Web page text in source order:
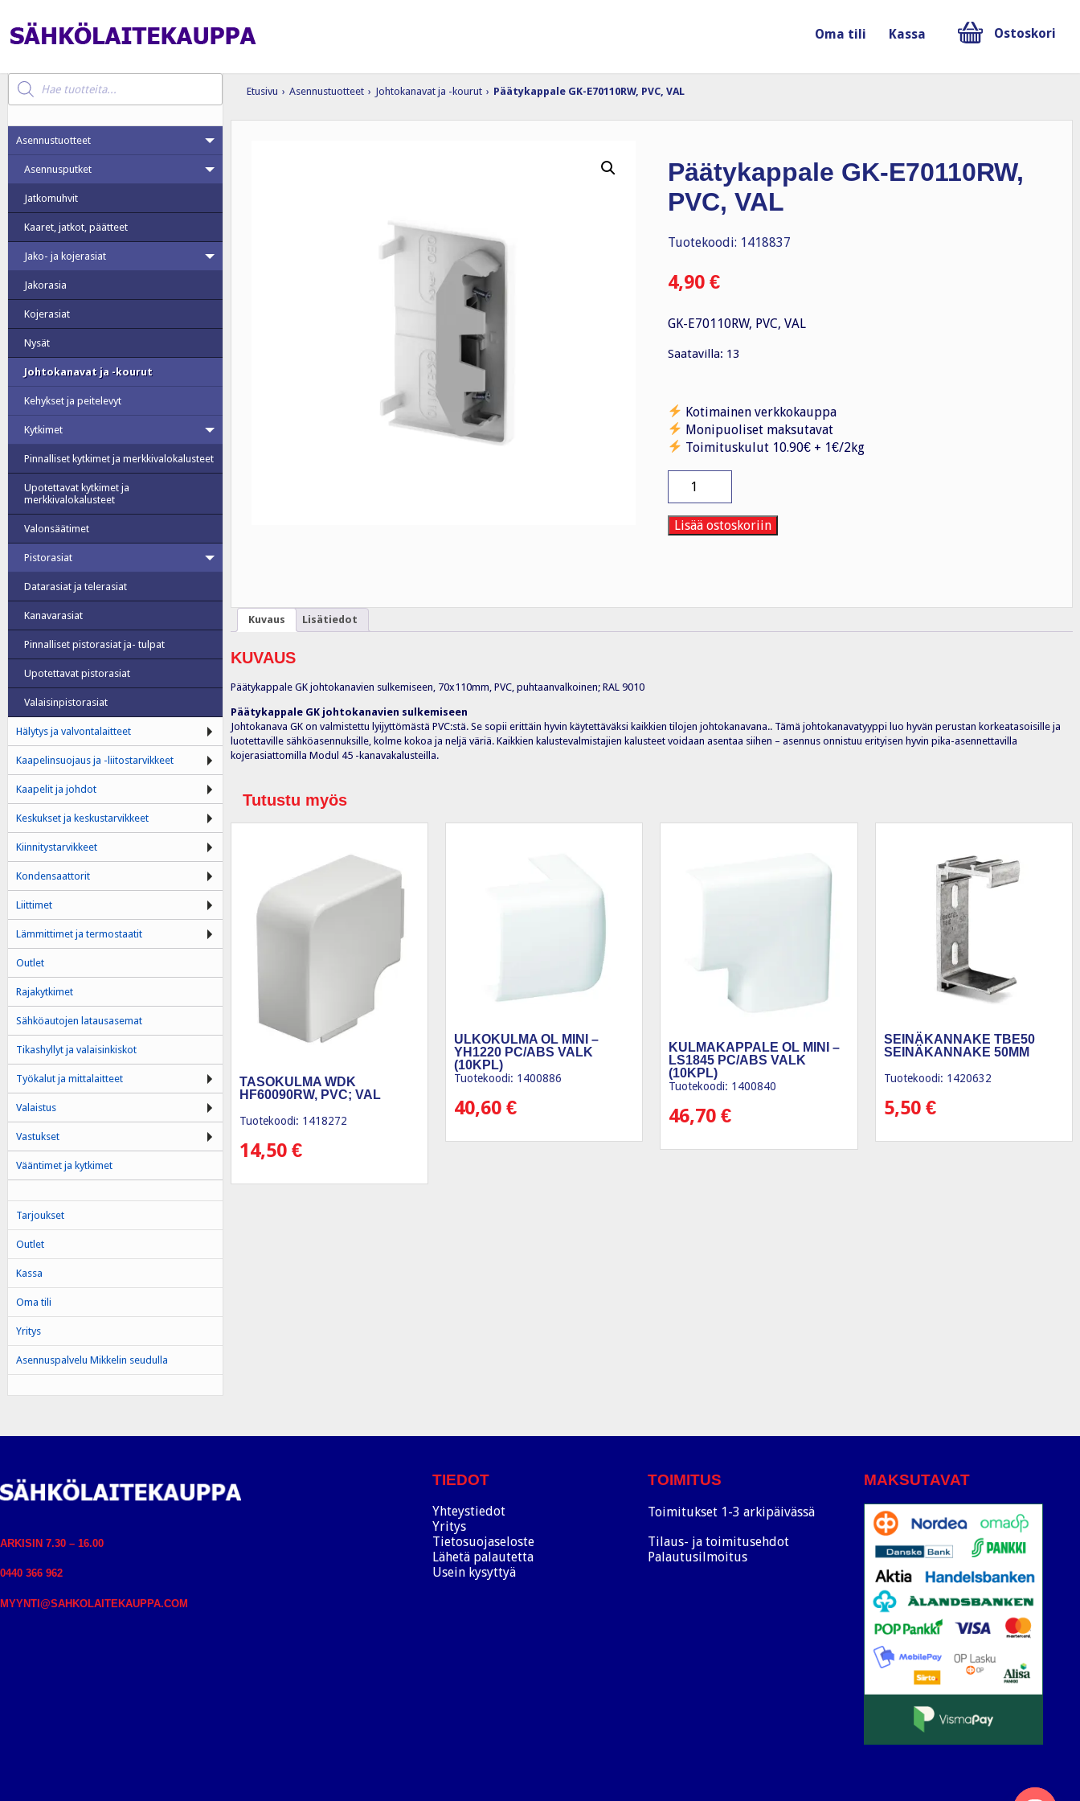
Oma tili Kassa Ostoskori
Etusivu › Asennustuotteet › Johtokanavat ja -kourut › Päätykappale GK-E70110RW, PVC, VAL
Päätykappale GK-E70110RW,
PVC, VAL
Tuotekoodi: 1418837
4,90 €
GK-E70110RW, PVC, VAL
Saatavilla: 13
Kotimainen verkkokauppa
Monipuoliset maksutavat
Toimituskulut 10.90€ + 1€/2kg
E70110RW,
PVC,
VAL
Lisää ostoskoriin
Kuvaus Lisätiedot
KUVAUS
Päätykappale GK johtokanavien sulkemiseen, 70x110mm, PVC, puhtaanvalkoinen; RAL 9010
Päätykappale GK johtokanavien sulkemiseen
Johtokanava GK on valmistettu lyijyttömästä PVC:stä. Se sopii erittäin hyvin käytettäväksi kaikkien tilojen johtokanavana.. Tämä johtokanavatyyppi luo hyvän perustan korkeatasoisille ja
luotettaville sähköasennuksille, kolme kokoa ja neljä väriä. Kaikkien kalustevalmistajien kalusteet voidaan asentaa siihen – asennus onnistuu erityisen hyvin pika-asennettavilla
kojerasiattomilla Modul 45 -kanavakalusteilla.
Tutustu myös
TASOKULMA WDK
HF60090RW, PVC; VAL
Tuotekoodi: 1418272
14,50 €
ULKOKULMA OL MINI –
YH1220 PC/ABS VALK
(10KPL)
Tuotekoodi: 1400886
40,60€
KULMAKAPPALE OL MINI –
LS1845 PC/ABS VALK
(10KPL)
Tuotekoodi: 1400840
46,70€
SEINÄKANNAKE TBE50
SEINÄKANNAKE 50MM
Tuotekoodi: 1420632
5,50 €
Products
search
Asennustuotteet
Asennusputket
Jatkomuhvit
Kaaret, jatkot, päätteet
Jako- ja kojerasiat
Jakorasia
Kojerasiat
Nysät
Johtokanavat ja -kourut
Kehykset ja peitelevyt
Kytkimet
Pinnalliset kytkimet ja merkkivalokalusteet
Upotettavat kytkimet ja
merkkivalokalusteet
Valonsäätimet
Pistorasiat
Datarasiat ja telerasiat
Kanavarasiat
Pinnalliset pistorasiat ja- tulpat
Upotettavat pistorasiat
Valaisinpistorasiat
Hälytys ja valvontalaitteet
Kaapelinsuojaus ja -liitostarvikkeet
Kaapelit ja johdot
Keskukset ja keskustarvikkeet
Kiinnitystarvikkeet
Kondensaattorit
Liittimet
Lämmittimet ja termostaatit
Outlet
Rajakytkimet
Sähköautojen latausasemat
Tikashyllyt ja valaisinkiskot
Työkalut ja mittalaitteet
Valaistus
Vastukset
Vääntimet ja kytkimet
Tarjoukset
Outlet
Kassa
Oma tili
Yritys
Asennuspalvelu Mikkelin seudulla
ARKISIN 7.30 – 16.00
0440 366 962
MYYNTI@SAHKOLAITEKAUPPA.COM
TIEDOT
Yhteystiedot
Yritys
Tietosuojaseloste
Lähetä palautetta
Usein kysyttyä
TOIMITUS
Toimitukset 1-3 arkipäivässä
Tilaus- ja toimitusehdot
Palautusilmoitus
MAKSUTAVAT